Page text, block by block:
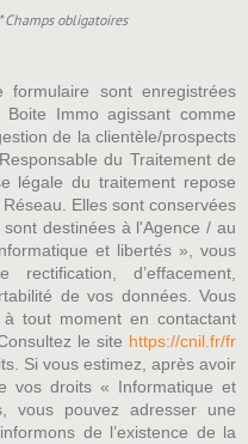
* Champs obligatoires
formulaire sont enregistrées
Immo agissant comme
de la clientèle/prospects
du Traitement de
légale du traitement repose
Elles sont conservées
destinées à l'Agence / au
et libertés », vous
d’effacement,
de vos données. Vous
tout moment en contactant
le site https://cnil.fr/fr
Si vous estimez, après avoir
vos droits « Informatique et
vous pouvez adresser une
de l’existence de la